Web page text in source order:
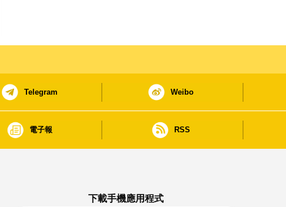
Telegram Weibo
電子報 RSS
下載手機應用程式